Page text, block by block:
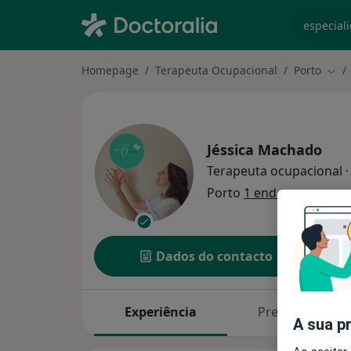
Homepage Terapeuta Ocupacional Porto
Jéssica Machado
Terapeuta ocupacional ·
Porto 1 endereço
Dados do contacto
Experiência Preços
A sua